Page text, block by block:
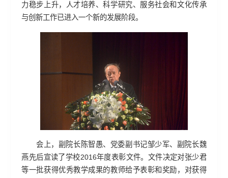
力稳步上升，人才培养、科学研究、服务社会和文化传承
与创新工作已进入一个新的发展阶段。
会上，副院长陈智愚、党委副书记邹少军、副院长魏
燕先后宣读了学校2016年度表彰文件。文件决定对张少君
等一批获得优秀教学成果的教师给予表彰和奖励，对获得